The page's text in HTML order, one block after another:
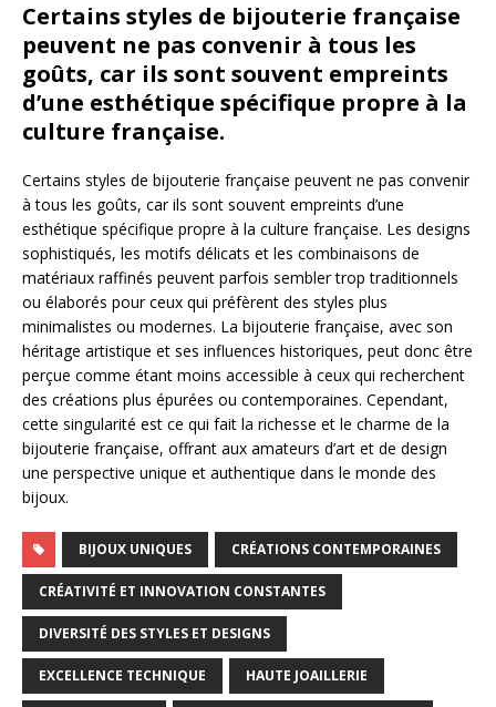
Certains styles de bijouterie française
peuvent ne pas convenir à tous les
goûts, car ils sont souvent empreints
d’une esthétique spécifique propre à la
culture française.
Certains styles de bijouterie française peuvent ne pas convenir
à tous les goûts, car ils sont souvent empreints d’une
esthétique spécifique propre à la culture française. Les designs
sophistiqués, les motifs délicats et les combinaisons de
matériaux raffinés peuvent parfois sembler trop traditionnels
ou élaborés pour ceux qui préfèrent des styles plus
minimalistes ou modernes. La bijouterie française, avec son
héritage artistique et ses influences historiques, peut donc être
perçue comme étant moins accessible à ceux qui recherchent
des créations plus épurées ou contemporaines. Cependant,
cette singularité est ce qui fait la richesse et le charme de la
bijouterie française, offrant aux amateurs d’art et de design
une perspective unique et authentique dans le monde des
bijoux.
BIJOUX UNIQUES CRÉATIONS CONTEMPORAINES
CRÉATIVITÉ ET INNOVATION CONSTANTES
DIVERSITÉ DES STYLES ET DESIGNS
EXCELLENCE TECHNIQUE HAUTE JOAILLERIE